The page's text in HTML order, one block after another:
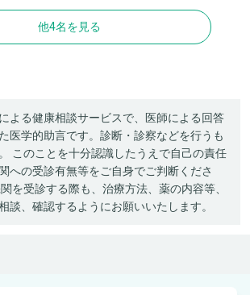
他4名を見る
よる健康相談サービスで、医師による回答
医学的助言です。診断・診察などを行うも
このことを十分認識したうえで自己の責任
への受診有無等をご自身でご判断くださ
を受診する際も、治療方法、薬の内容等、
談、確認するようにお願いいたします。